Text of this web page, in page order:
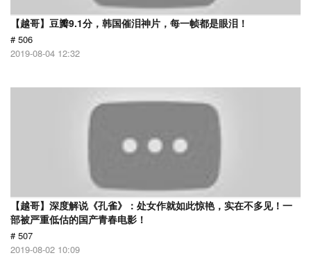
【越哥】豆瓣9.1分，韩国催泪神片，每一帧都是眼泪！
# 506
2019-08-04 12:32
【越哥】深度解说《孔雀》：处女作就如此惊艳，实在不多见！一
部被严重低估的国产青春电影！
# 507
2019-08-02 10:09